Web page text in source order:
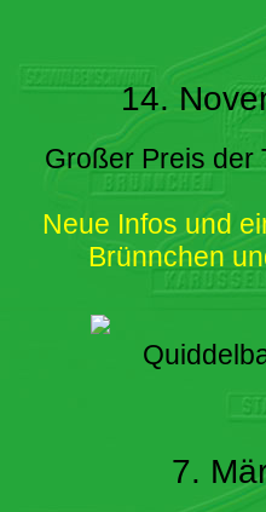
14.
Großer Preis der
Neue Infos und
Brünnchen
7.